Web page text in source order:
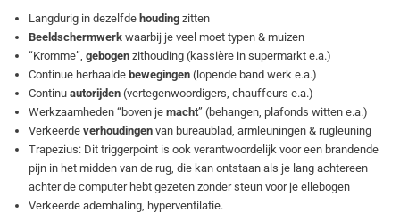
Langdurig in dezelfde houding zitten
Beeldschermwerk waarbij je veel moet typen & muizen
“Kromme”, gebogen zithouding (kassière in supermarkt e.a.)
Continue herhaalde bewegingen (lopende band werk e.a.)
Continu autorijden (vertegenwoordigers, chauffeurs e.a.)
Werkzaamheden “boven je macht” (behangen, plafonds witten e.a.)
Verkeerde verhoudingen van bureaublad, armleuningen & rugleuning
Trapezius: Dit triggerpoint is ook verantwoordelijk voor een brandende
pijn in het midden van de rug, die kan ontstaan als je lang achtereen
achter de computer hebt gezeten zonder steun voor je ellebogen
Verkeerde ademhaling, hyperventilatie.